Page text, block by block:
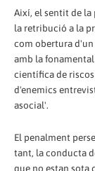
Així, el sentit de la
la retribució a la
com obertura
amb la
científica de
d'enemics
asocial'.
El penalment
tant, la conducta
que no estan